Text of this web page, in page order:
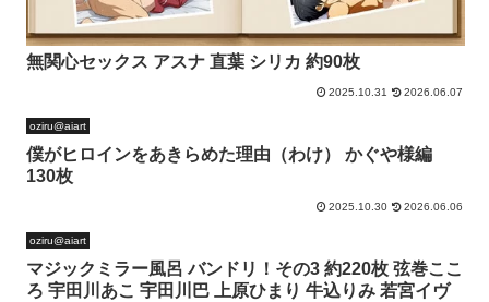
無関心セックス アスナ 直葉 シリカ 約90枚
2025.10.31 2026.06.07
oziru@aiart
僕がヒロインをあきらめた理由（わけ） かぐや様編
130枚
2025.10.30 2026.06.06
oziru@aiart
マジックミラー風呂 バンドリ！その3 約220枚 弦巻ここ
ろ 宇田川あこ 宇田川巴 上原ひまり 牛込りみ 若宮イヴ